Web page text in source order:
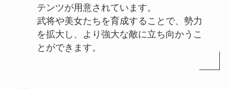
テンツが用意されています。
武将や美女たちを育成することで、勢力
を拡大し、より強大な敵に立ち向かうこ
とができます。